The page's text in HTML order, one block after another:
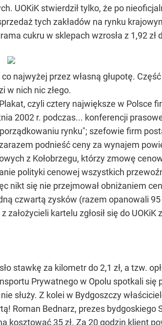
UOKiK stwierdził tylko, że po
tych zakładów na rynku
cukru w sklepach wzrosła z 1,92 zł
najwyżej przez własną głupotę.
w nich nic złego.
czyli cztery największe w Polsce
2002 r. podczas... konferencji
rynku"; szefowie firm
podnieść ceny za wynajem
z Kołobrzegu, którzy zmowę
polityki cenowej wszystkich
nikt się nie przejmował obniżaniem
czwartą zysków (razem opanowali
kartelu zgłosił się do UOKiK
stawkę za kilometr do 2,1 zł, a tzw.
Prywatnego w Opolu spotkali się
służy. Z kolei w Bydgoszczy
Roman Bednarz, prezes bydgoskiego
kosztować 35 zł. Za 20 godzin klient